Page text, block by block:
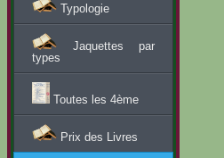
Typologie
Jaquettes par
types
Toutes les 4ème
Prix des Livres